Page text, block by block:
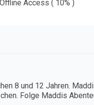
Offline Access ( 10% )
8 und 12 Jahren.
Folge Maddis